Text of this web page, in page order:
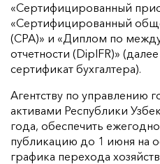
«Сертифицированный
«Сертифицированный
(СРА)» и «Диплом по
отчетности (DipIFR)»
сертификат бухгалтера).
Агентству по управлению
активами Республики
года, обеспечить
публикацию до 1 июня на
графика перехода